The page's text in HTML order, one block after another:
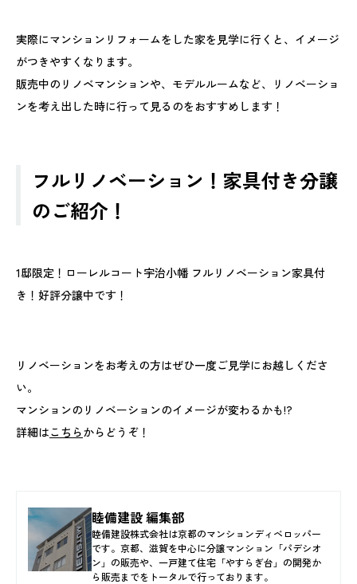
実際にマンションリフォームをした家を見学に行くと、イメージ
がつきやすくなります。
販売中のリノベマンションや、モデルルームなど、リノベーショ
ンを考え出した時に行って見るのをおすすめします！
フルリノベーション！家具付き分譲
のご紹介！
1邸限定！ローレルコート宇治小幡 フルリノベーション家具付
き！好評分譲中です！
リノベーションをお考えの方はぜひ一度ご見学にお越しくださ
い。
マンションのリノベーションのイメージが変わるかも!?
詳細はこちらからどうぞ！
睦備建設 編集部
睦備建設株式会社は京都のマンションディベロッパー
です。京都、滋賀を中心に分譲マンション「パデシオ
ン」の販売や、一戸建て住宅「やすらぎ台」の開発か
ら販売までをトータルで行っております。